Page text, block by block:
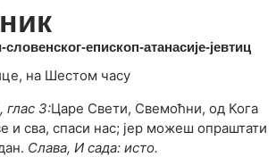
епископ-атанасије-јевтиц
на Шестом часу
глас 3:Царе Свети, Свемоћни, од Кога
и сва, спаси нас; јер можеш опраштати
Слава, И сада: исто.